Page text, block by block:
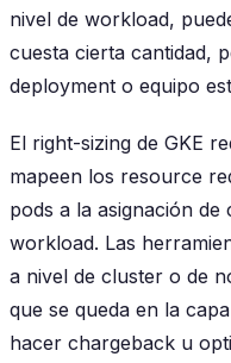
nivel de workload,
cuesta cierta cantidad,
deployment o equipo
El right-sizing de GKE
mapeen los resource
pods a la asignación
workload. Las
a nivel de cluster o de
que se queda en la
hacer chargeback u